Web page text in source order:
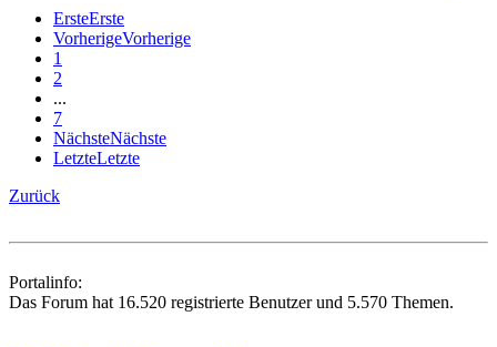
ErsteErste
VorherigeVorherige
1
2
...
7
NächsteNächste
LetzteLetzte
Zurück
Portalinfo:
Das Forum hat 16.520 registrierte Benutzer und 5.570 Themen.